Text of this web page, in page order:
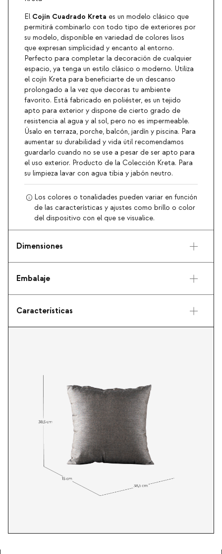
El Cojín Cuadrado Kreta es un modelo clásico que
permitirá combinarlo con todo tipo de exteriores por
su modelo, disponible en variedad de colores lisos
que expresan simplicidad y encanto al entorno.
Perfecto para completar la decoración de cualquier
espacio, ya tenga un estilo clásico o moderno. Utiliza
el cojín Kreta para beneficiarte de un descanso
prolongado a la vez que decoras tu ambiente
favorito. Está fabricado en poliéster, es un tejido
apto para exterior y dispone de cierto grado de
resistencia al agua y al sol, pero no es impermeable.
Úsalo en terraza, porche, balcón, jardín y piscina. Para
aumentar su durabilidad y vida útil recomendamos
guardarlo cuando no se use a pesar de ser apto para
el uso exterior. Producto de la Colección Kreta. Para
su limpieza lavar con agua tibia y jabón neutro.
Los colores o tonalidades pueden variar en función
de las características y ajustes como brillo o color
del dispositivo con el que se visualice.
Dimensiones
Embalaje
Características